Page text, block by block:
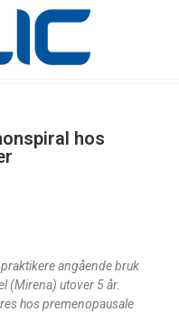
hos
angående bruk
(Mirena) utover 5 år.
hos premenopausale